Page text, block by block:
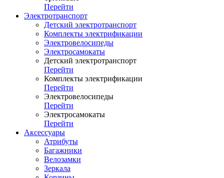
Перейти
Электротранспорт
Детский электротранспорт
Комплекты электрификации
Электровелосипеды
Электросамокаты
Детский электротранспорт
Перейти
Комплекты электрификации
Перейти
Электровелосипеды
Перейти
Электросамокаты
Перейти
Аксессуары
Атрибуты
Багажники
Велозамки
Зеркала